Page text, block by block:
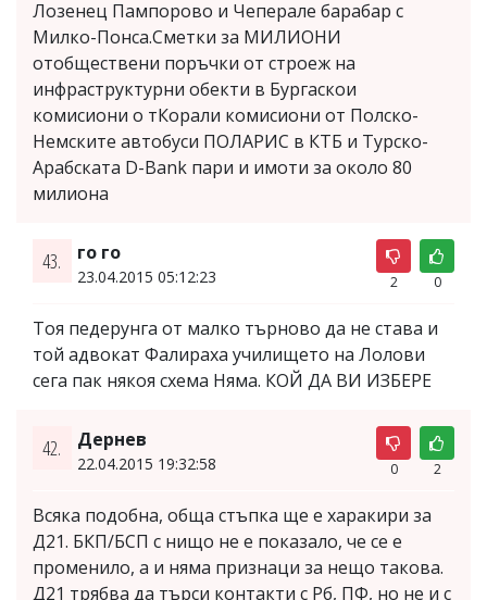
Лозенец Пампорово и Чеперале барабар с
Милко-Понса.Смeтки за МИЛИОНИ
отобществени поръчки от строеж на
инфраструктурни обекти в Бургаскои
комисиони о тКорали комисиони от Полско-
Немските автобуси ПОЛАРИС в КТБ и Турско-
Арабската D-Bank пари и имоти за около 80
милиона
43. го го
23.04.2015 05:12:23 2 0
Тоя педерунга от малко търново да не става и
той адвокат Фалираха училището на Лолови
сега пак някоя схема Няма. КОЙ ДА ВИ ИЗБЕРЕ
42. Дернев
22.04.2015 19:32:58 0 2
Всяка подобна, обща стъпка ще е харакири за
Д21. БКП/БСП с нищо не е показало, че се е
променило, а и няма признаци за нещо такова.
Д21 трябва да търси контакти с Рб, ПФ, но не и с